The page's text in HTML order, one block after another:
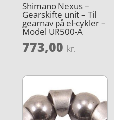
Shimano Nexus –
Gearskifte unit – Til
gearnav på el-cykler –
Model UR500-A
773,00 kr.